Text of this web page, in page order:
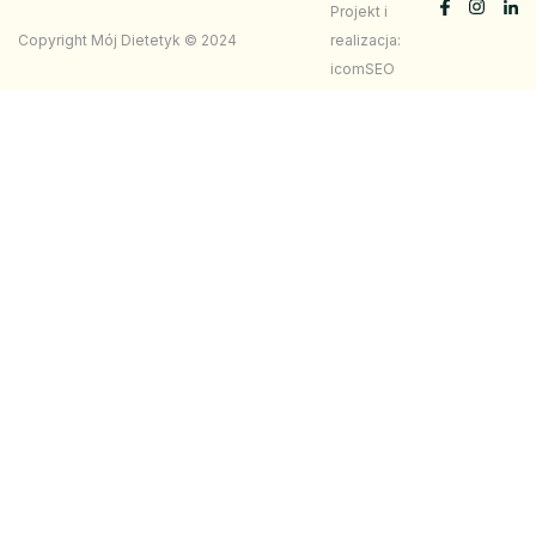
Copyright Mój Dietetyk © 2024
Projekt i
realizacja:
icomSEO